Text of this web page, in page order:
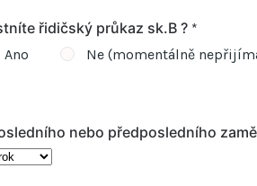
řidičský průkaz sk.B ? *
Ano
Ne (momentálně
nebo předposledního